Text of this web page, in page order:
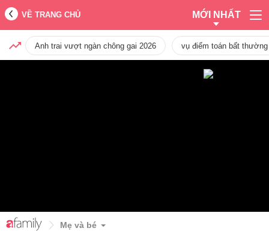
VỀ TRANG CHỦ MỚI NHẤT
Anh trai vượt ngàn chông gai 2026 vụ điểm toán bất
Mẹ và bé